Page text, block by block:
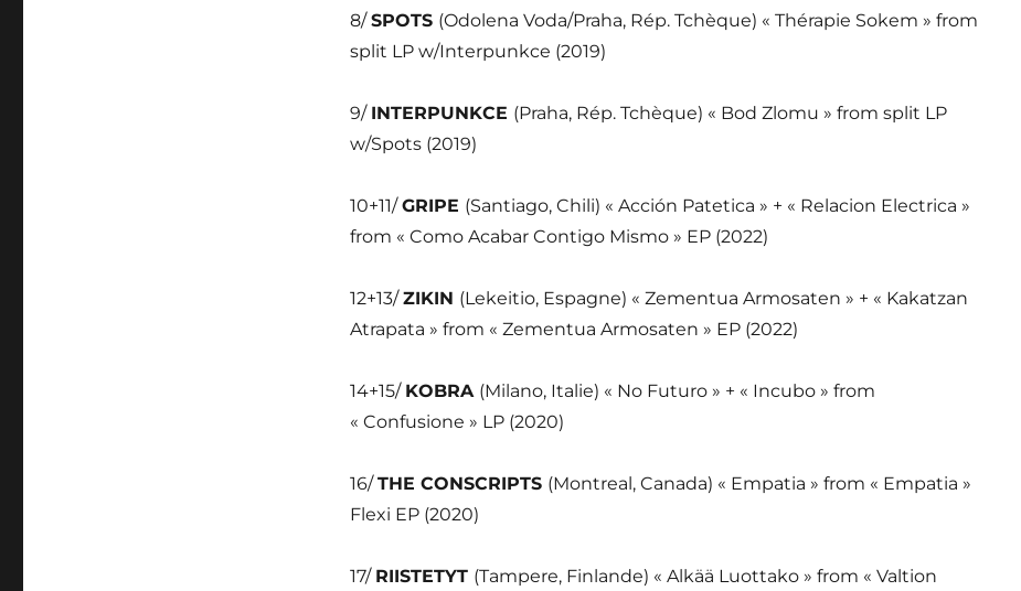
8/SPOTS (Odolena Voda/Praha, Rép. Tchèque) « Thérapie Sokem » from
split LP w/Interpunkce (2019)
9/ INTERPUNKCE (Praha, Rép. Tchèque) « Bod Zlomu » from split LP
w/Spots (2019)
10+11/GRIPE (Santiago, Chili) « Acción Patetica » + « Relacion Electrica »
from « Como Acabar Contigo Mismo » EP (2022)
12+13/ZIKIN (Lekeitio, Espagne) « Zementua Armosaten » + « Kakatzan
Atrapata » from « Zementua Armosaten » EP (2022)
14+15/ KOBRA (Milano, Italie) « No Futuro » + « Incubo » from
« Confusione » LP (2020)
16/THE CONSCRIPTS (Montreal, Canada) « Empatia » from « Empatia »
Flexi EP (2020)
17/ RIISTETYT (Tampere, Finlande) « Alkää Luottako » from « Valtion